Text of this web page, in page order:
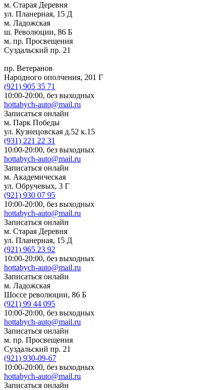
м. Старая Деревня
ул. Планерная, 15 Д
м. Ладожская
ш. Революции, 86 Б
м. пр. Просвещения
Суздальский пр. 21
пр. Ветеранов
Народного ополчения, 201 Г
(921) 905 35 71
10:00-20:00, без выходных
hottabych-auto@mail.ru
Записаться онлайн
м. Парк Победы
ул. Кузнецовская д.52 к.15
(931) 221 22 31
10:00-20:00, без выходных
hottabych-auto@mail.ru
Записаться онлайн
м. Академическая
ул. Обручевых, 3 Г
(921) 930 07 95
10:00-20:00, без выходных
hottabych-auto@mail.ru
Записаться онлайн
м. Старая Деревня
ул. Планерная, 15 Д
(921) 965 23 92
10:00-20:00, без выходных
hottabych-auto@mail.ru
Записаться онлайн
м. Ладожская
Шоссе революции, 86 Б
(921) 99 44 095
10:00-20:00, без выходных
hottabych-auto@mail.ru
Записаться онлайн
м. пр. Просвещения
Суздальский пр. 21
(921) 930-09-67
10:00-20:00, без выходных
hottabych-auto@mail.ru
Записаться онлайн